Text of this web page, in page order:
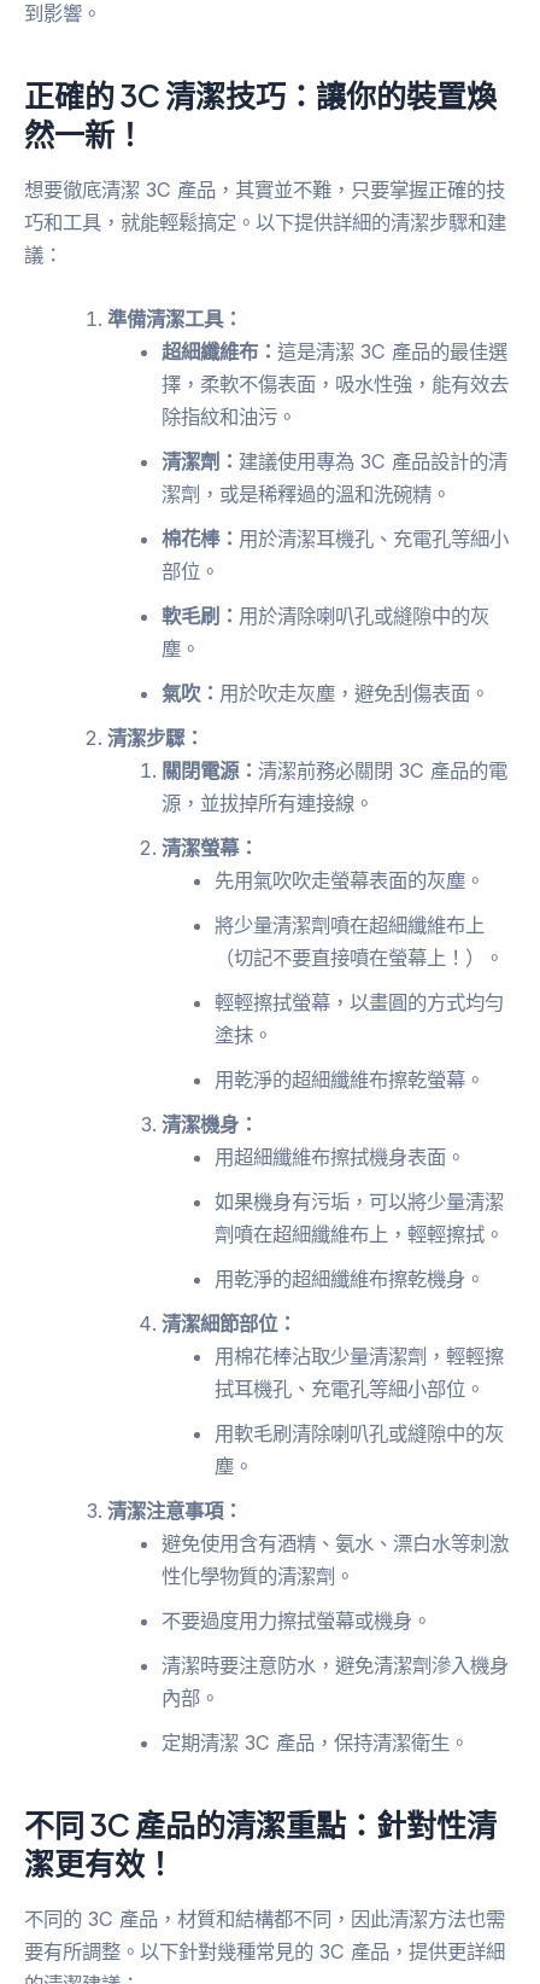
到影響。
正確的 3C 清潔技巧：讓你的裝置煥
然一新！
想要徹底清潔 3C 產品，其實並不難，只要掌握正確的技
巧和工具，就能輕鬆搞定。以下提供詳細的清潔步驟和建
議：
準備清潔工具：
超細纖維布： 這是清潔 3C 產品的最佳選
擇，柔軟不傷表面，吸水性強，能有效去
除指紋和油污。
清潔劑： 建議使用專為 3C 產品設計的清
潔劑，或是稀釋過的溫和洗碗精。
棉花棒： 用於清潔耳機孔、充電孔等細小
部位。
軟毛刷： 用於清除喇叭孔或縫隙中的灰
塵。
氣吹： 用於吹走灰塵，避免刮傷表面。
清潔步驟：
關閉電源： 清潔前務必關閉 3C 產品的電
源，並拔掉所有連接線。
清潔螢幕：
先用氣吹吹走螢幕表面的灰塵。
將少量清潔劑噴在超細纖維布上
（切記不要直接噴在螢幕上！）。
輕輕擦拭螢幕，以畫圓的方式均勻
塗抹。
用乾淨的超細纖維布擦乾螢幕。
清潔機身：
用超細纖維布擦拭機身表面。
如果機身有污垢，可以將少量清潔
劑噴在超細纖維布上，輕輕擦拭。
用乾淨的超細纖維布擦乾機身。
清潔細節部位：
用棉花棒沾取少量清潔劑，輕輕擦
拭耳機孔、充電孔等細小部位。
用軟毛刷清除喇叭孔或縫隙中的灰
塵。
清潔注意事項：
避免使用含有酒精、氨水、漂白水等刺激
性化學物質的清潔劑。
不要過度用力擦拭螢幕或機身。
清潔時要注意防水，避免清潔劑滲入機身
內部。
定期清潔 3C 產品，保持清潔衛生。
不同 3C 產品的清潔重點：針對性清
潔更有效！
不同的 3C 產品，材質和結構都不同，因此清潔方法也需
要有所調整。以下針對幾種常見的 3C 產品，提供更詳細